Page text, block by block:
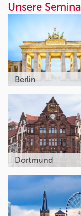
Unsere
Berlin
Dortmund